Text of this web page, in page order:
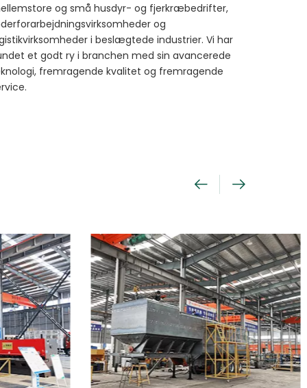
og små husdyr- og fjerkræbedrifter,
og
i beslægtede industrier. Vi har
et godt ry i branchen med sin avancerede
fremragende kvalitet og fremragende